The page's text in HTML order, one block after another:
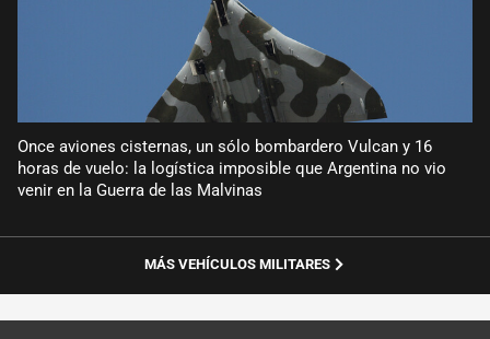
Once aviones cisternas, un sólo bombardero Vulcan y 16
horas de vuelo: la logística imposible que Argentina no vio
venir en la Guerra de las Malvinas
MÁS VEHÍCULOS MILITARES